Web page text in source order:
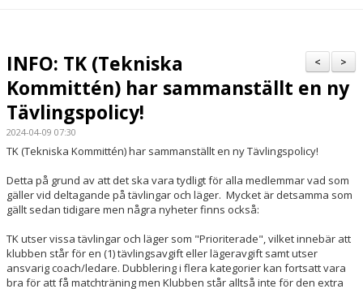
>
<
INFO: TK (Tekniska
Kommittén) har sammanställt en ny
Tävlingspolicy!
2024-04-09 07:30
TK (Tekniska Kommittén) har sammanställt en ny Tävlingspolicy!
Detta på grund av att det ska vara tydligt för alla medlemmar vad som
gäller vid deltagande på tävlingar och läger. Mycket är detsamma som
gällt sedan tidigare men några nyheter finns också:
TK utser vissa tävlingar och läger som "Prioriterade", vilket innebär att
klubben står för en (1) tävlingsavgift eller lägeravgift samt utser
ansvarig coach/ledare. Dubblering i flera kategorier kan fortsatt vara
bra för att få matchträning men Klubben står alltså inte för den extra